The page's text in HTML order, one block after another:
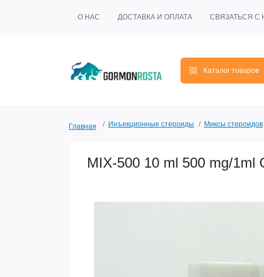
О НАС ДОСТАВКА И ОПЛАТА СВЯЗАТЬСЯ С
Каталог товаров
Главная Инъекционные стероиды Миксы стероидов
MIX-500 10 ml 500 mg/1ml